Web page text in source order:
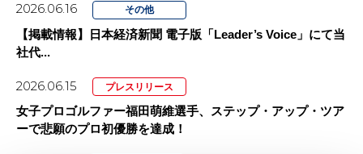
2026.06.16 その他
【掲載情報】日本経済新聞 電子版「Leader’s Voice」にて当
社代...
2026.06.15 プレスリリース
女子プロゴルファー福田萌維選手、ステップ・アップ・ツア
ーで悲願のプロ初優勝を達成！